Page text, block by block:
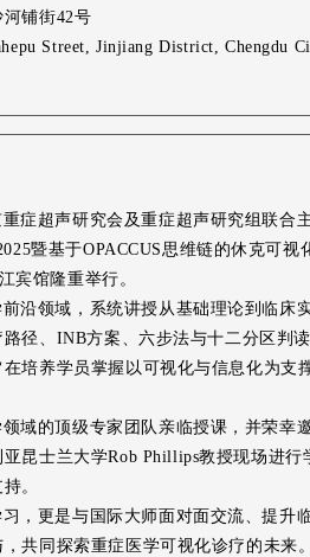
铺街42号
Street, Jinjiang District, Chengdu
症超声研究会及重症超声研究组联合
暨基于OPACCUS思维链的休克可视
宾馆隆重举行。
沿领域，系统讲授从基础理论到临床
径、INB方案、六步法与十二分区判
培养学员掌握以可视化与信息化为支
域的顶级专家团队亲临授课，并荣幸
昆士兰大学Rob Phillips教授现场进行
。
，更是与国际大师面对面交流、提升
共同探索重症医学可视化诊疗的未来。